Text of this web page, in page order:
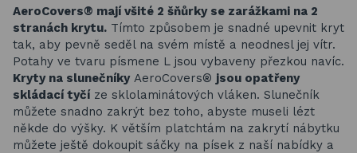
AeroCovers® mají všité 2 šňůrky se zarážkami na 2
stranách krytu. Tímto způsobem je snadné upevnit kryt
tak, aby pevně seděl na svém místě a neodnesl jej vítr.
Potahy ve tvaru písmene L jsou vybaveny přezkou navíc.
Kryty na slunečníky AeroCovers® jsou opatřeny
skládací tyčí ze sklolaminátových vláken. Slunečník
můžete snadno zakrýt bez toho, abyste museli lézt
někde do výšky. K větším platchtám na zakrytí nábytku
můžete ještě dokoupit sáčky na písek z naší nabídky a